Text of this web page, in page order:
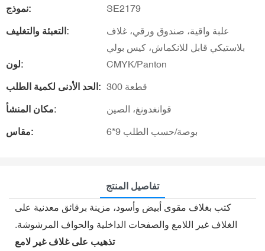
نموذج: SE2179
التعبئة والتغليف:
علبة واقية، صندوق ورقي، غلاف
بلاستيكي قابل للانكماش، كيس بولي
لون:
CMYK/Panton
الحد الأدنى لكمية الطلب: 300 قطعة
مكان المنشأ: قوانغدونغ، الصين
مقاس: 6*9 بوصة/حسب الطلب
تفاصيل المنتج
كتب بغلاف مقوى أبيض وأسود، مزينة برقائق معدنية على
الغلاف غير اللامع والصفحات الداخلية والحواف المرشوشة.
تذهيب على غلاف غير لامع